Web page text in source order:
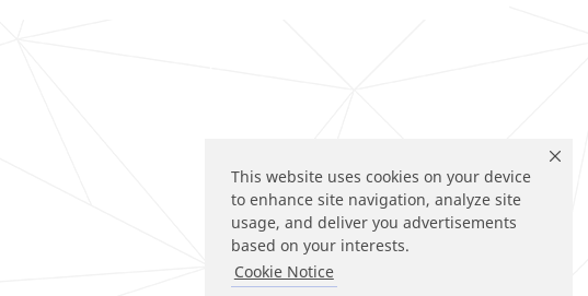
This website uses cookies on your device
to enhance site navigation, analyze site
usage, and deliver you advertisements
based on your interests.
Cookie Notice